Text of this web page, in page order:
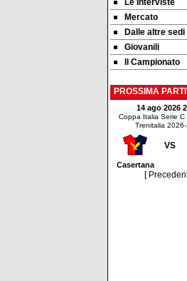
Le Interviste
Mercato
Dalle altre sedi
Giovanili
Il Campionato
PROSSIMA
14 ago 2026
Coppa Italia Serie C
Trenitalia
VS
Casertana
[